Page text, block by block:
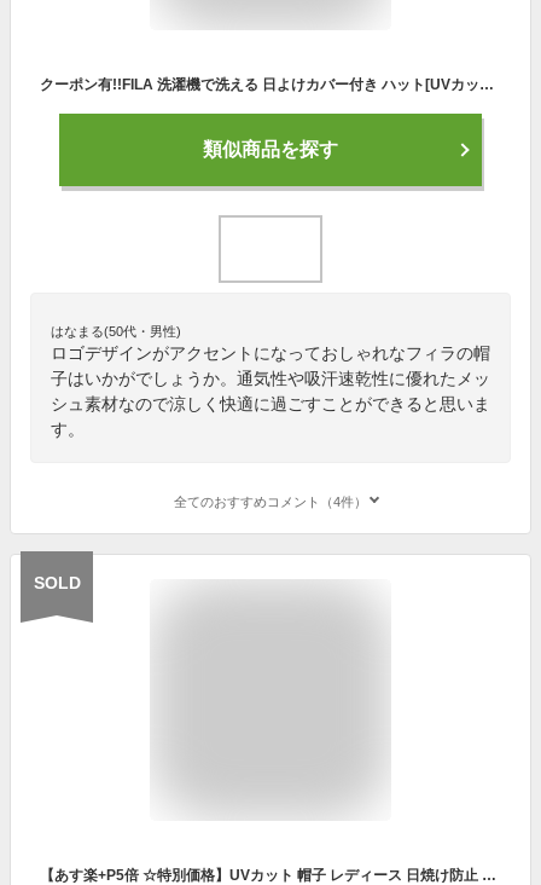
クーポン有!!FILA 洗濯機で洗える 日よけカバー付き ハット[UVカット]1級遮光 UV加工 ポリジン加工 抗菌 防臭 ネックカバー メッシュ つば広帽子 レディース 女性 婦人 紫外線対策 日よけ 春夏 フィラ 112-313207 帽子 メール便送料無料 楽天ランキング第1位
類似商品を探す
はなまる(50代・男性)
ロゴデザインがアクセントになっておしゃれなフィラの帽
子はいかがでしょうか。通気性や吸汗速乾性に優れたメッ
シュ素材なので涼しく快適に過ごすことができると思いま
す。
全てのおすすめコメント（4件）
SOLD
【あす楽+P5倍 ☆特別価格】UVカット 帽子 レディース 日焼け防止 小顔効果 折りたたみ おしゃれ 顔 隠し サイズ調節 マスク掛けボタン付き 耳痛くない 大きいサイズ キャップ 完全遮光 98% 接触冷感 涼しい 紫外線対策 春夏 吸汗速乾 抗菌防臭 通気性 散歩 旅行 通勤